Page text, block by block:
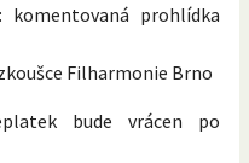
komentovaná prohlídka
Filharmonie Brno
bude vrácen po